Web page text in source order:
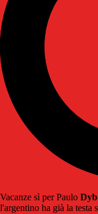
Vacanze sì per Paulo
l'argentino ha già la testa